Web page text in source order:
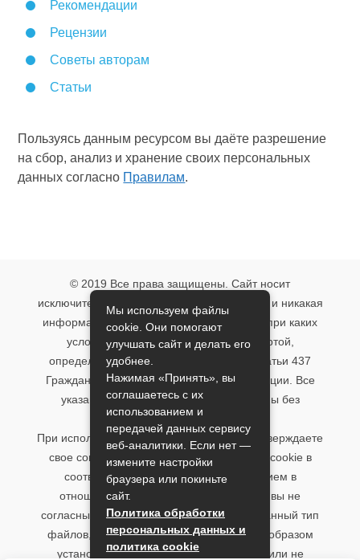
Рекомендации
Рецензии
Советы авторам
Статьи
Пользуясь данным ресурсом вы даёте разрешение
на сбор, анализ и хранение своих персональных
данных согласно Правилам.
© 2019 Все права защищены. Сайт носит
исключительно информационный характер и никакая
информация, опубликованная на нём, ни при каких
условиях не является публичной офертой,
определяемой положениями пункта 2 статьи 437
Гражданского кодекса Российской Федерации. Все
указанные условия могут быть изменены без
предварительного уведомления.
При использовании данного сайта, вы подтверждаете
свое согласие на использование файлов cookie в
соответствии с настоящим уведомлением в
отношении данного типа файлов. Если вы не
согласны с тем, чтобы мы использовали данный тип
файлов, то вы должны соответствующим образом
установить настройки вашего браузера или не
Мы используем файлы
cookie. Они помогают
улучшать сайт и делать его
удобнее.
Нажимая «Принять», вы
соглашаетесь с их
использованием и
передачей данных сервису
веб-аналитики. Если нет —
измените настройки
браузера или покиньте
сайт.
Политика обработки
персональных данных и
политика cookie